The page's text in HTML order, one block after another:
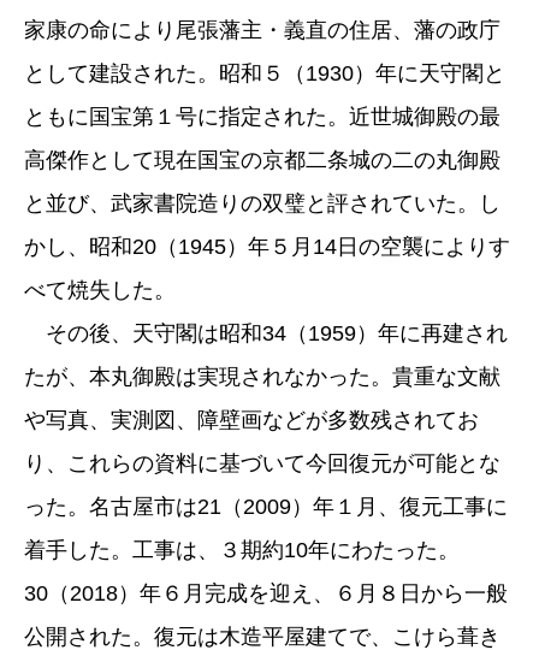
家康の命により尾張藩主・義直の住居、藩の政庁
として建設された。昭和５（1930）年に天守閣と
ともに国宝第１号に指定された。近世城御殿の最
高傑作として現在国宝の京都二条城の二の丸御殿
と並び、武家書院造りの双璧と評されていた。し
かし、昭和20（1945）年５月14日の空襲によりす
べて焼失した。
その後、天守閣は昭和34（1959）年に再建され
たが、本丸御殿は実現されなかった。貴重な文献
や写真、実測図、障壁画などが多数残されてお
り、これらの資料に基づいて今回復元が可能とな
った。名古屋市は21（2009）年１月、復元工事に
着手した。工事は、３期約10年にわたった。
30（2018）年６月完成を迎え、６月８日から一般
公開された。復元は木造平屋建てで、こけら葺き